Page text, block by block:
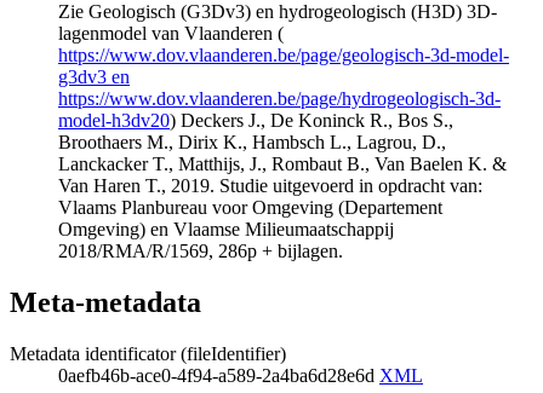
Zie Geologisch (G3Dv3) en hydrogeologisch (H3D) 3D-
lagenmodel van Vlaanderen (
https://www.dov.vlaanderen.be/page/geologisch-3d-model-
g3dv3 en
https://www.dov.vlaanderen.be/page/hydrogeologisch-3d-
model-h3dv20) Deckers J., De Koninck R., Bos S.,
Broothaers M., Dirix K., Hambsch L., Lagrou, D.,
Lanckacker T., Matthijs, J., Rombaut B., Van Baelen K. &
Van Haren T., 2019. Studie uitgevoerd in opdracht van:
Vlaams Planbureau voor Omgeving (Departement
Omgeving) en Vlaamse Milieumaatschappij
2018/RMA/R/1569, 286p + bijlagen.
Meta-metadata
Metadata identificator (fileIdentifier)
0aefb46b-ace0-4f94-a589-2a4ba6d28e6d XML